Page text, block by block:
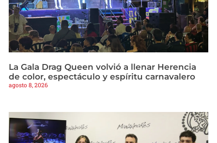
La Gala Drag Queen volvió a llenar Herencia
de color, espectáculo y espíritu carnavalero
agosto 8, 2026